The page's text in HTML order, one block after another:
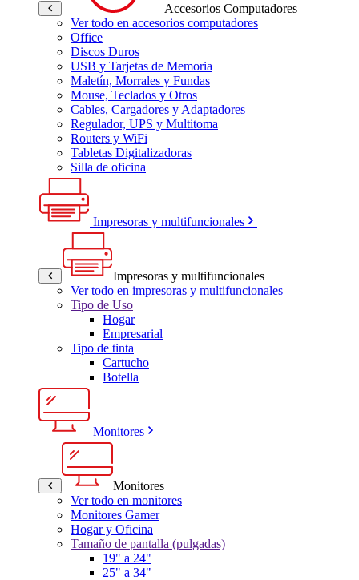
Accesorios Computadores
Ver todo en accesorios computadores
Office
Discos Duros
USB y Tarjetas de Memoria
Maletín, Morrales y Fundas
Mouse, Teclados y Otros
Cables, Cargadores y Adaptadores
Regulador, UPS y Multitoma
Routers y WiFi
Tabletas Digitalizadoras
Silla de oficina
Impresoras y multifuncionales
Impresoras y multifuncionales
Ver todo en impresoras y multifuncionales
Tipo de Uso
Hogar
Empresarial
Tipo de tinta
Cartucho
Botella
Monitores
Monitores
Ver todo en monitores
Monitores Gamer
Hogar y Oficina
Tamaño de pantalla (pulgadas)
19" a 24"
25" a 34"